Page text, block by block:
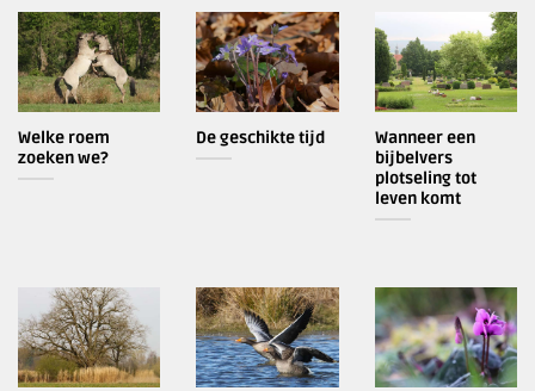
Welke roem
zoeken we?
De geschikte tijd
Wanneer een
bijbelvers
plotseling tot
leven komt